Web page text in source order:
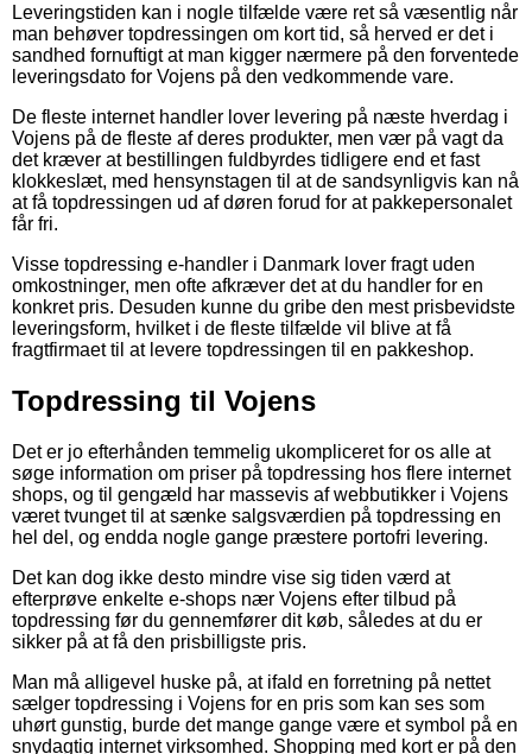
Leveringstiden kan i nogle tilfælde være ret så væsentlig når
man behøver topdressingen om kort tid, så herved er det i
sandhed fornuftigt at man kigger nærmere på den forventede
leveringsdato for Vojens på den vedkommende vare.
De fleste internet handler lover levering på næste hverdag i
Vojens på de fleste af deres produkter, men vær på vagt da
det kræver at bestillingen fuldbyrdes tidligere end et fast
klokkeslæt, med hensynstagen til at de sandsynligvis kan nå
at få topdressingen ud af døren forud for at pakkepersonalet
får fri.
Visse topdressing e-handler i Danmark lover fragt uden
omkostninger, men ofte afkræver det at du handler for en
konkret pris. Desuden kunne du gribe den mest prisbevidste
leveringsform, hvilket i de fleste tilfælde vil blive at få
fragtfirmaet til at levere topdressingen til en pakkeshop.
Topdressing til Vojens
Det er jo efterhånden temmelig ukompliceret for os alle at
søge information om priser på topdressing hos flere internet
shops, og til gengæld har massevis af webbutikker i Vojens
været tvunget til at sænke salgsværdien på topdressing en
hel del, og endda nogle gange præstere portofri levering.
Det kan dog ikke desto mindre vise sig tiden værd at
efterprøve enkelte e-shops nær Vojens efter tilbud på
topdressing før du gennemfører dit køb, således at du er
sikker på at få den prisbilligste pris.
Man må alligevel huske på, at ifald en forretning på nettet
sælger topdressing i Vojens for en pris som kan ses som
uhørt gunstig, burde det mange gange være et symbol på en
snydagtig internet virksomhed. Shopping med kort er på den